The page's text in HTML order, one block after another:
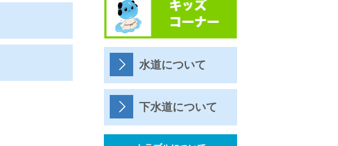
水道について
下水道について